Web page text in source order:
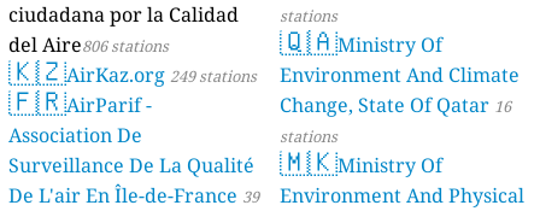
ciudadana por la Calidad
del Aire806 stations
🇰🇿AirKaz.org 249 stations
🇫🇷AirParif -
Association De
Surveillance De La Qualité
De L'air En Île-de-France 39
stations
🇶🇦Ministry Of
Environment And Climate
Change, State Of Qatar 16
stations
🇲🇰Ministry Of
Environment And Physical